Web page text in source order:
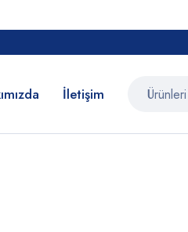
İletişim